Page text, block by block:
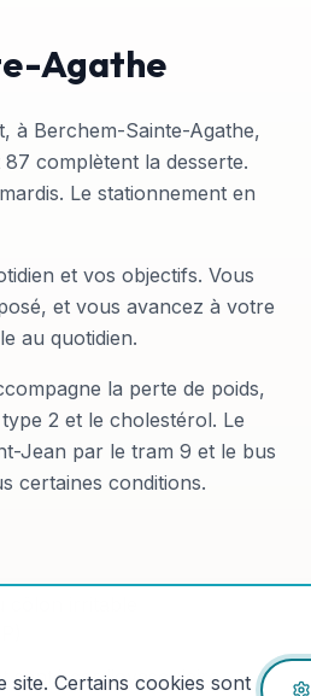
Agathe
à Berchem-Sainte-Agathe,
complètent la desserte.
Le stationnement en
et vos objectifs. Vous
et vous avancez à votre
au quotidien.
la perte de poids,
2 et le cholestérol. Le
Jean par le tram 9 et le bus
certaines conditions.
santé cardiovasculaire
Certains cookies sont